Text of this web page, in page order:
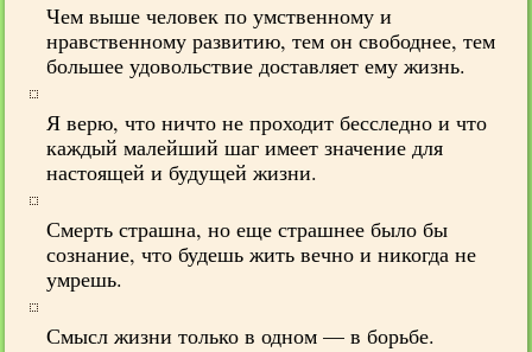
Чем выше человек по умственному и
нравственному развитию, тем он свободнее, тем
большее удовольствие доставляет ему жизнь.
Я верю, что ничто не проходит бесследно и что
каждый малейший шаг имеет значение для
настоящей и будущей жизни.
Смерть страшна, но еще страшнее было бы
сознание, что будешь жить вечно и никогда не
умрешь.
Смысл жизни только в одном — в борьбе.